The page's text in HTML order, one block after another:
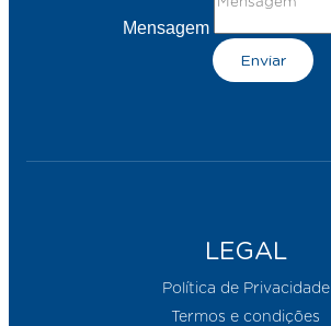
Mensagem
Enviar
LEGAL
Política de Privacidade
Termos e condições